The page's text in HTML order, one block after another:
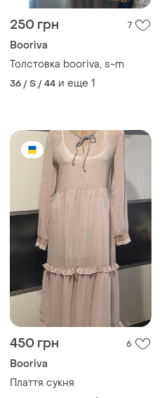
250 грн 7
Booriva
Толстовка booriva, s-m
36 / S / 44 и еще 1
450 грн 6
Booriva
Плаття сукня